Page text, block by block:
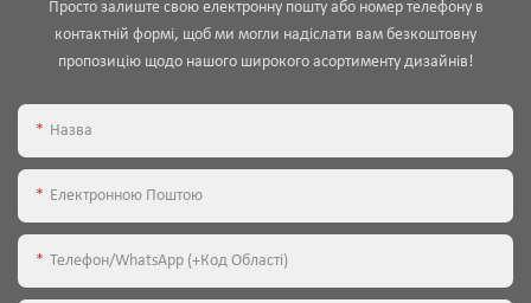
Просто залиште свою електронну пошту або номер телефону в
контактній формі, щоб ми могли надіслати вам безкоштовну
пропозицію щодо нашого широкого асортименту дизайнів!
Назва
Електронною Поштою
Телефон/WhatsApp (+код Області)